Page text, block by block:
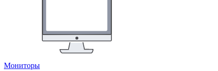
Мониторы